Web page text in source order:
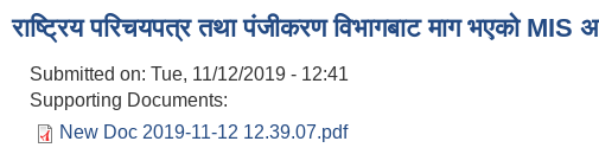
राष्ट्रिय परिचयपत्र तथा पंजीकरण विभागबाट माग भएको
Submitted on: Tue, 11/12/2019 - 12:41
Supporting Documents:
New Doc 2019-11-12 12.39.07.pdf